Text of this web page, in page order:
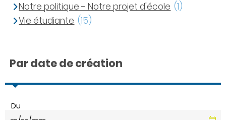
Notre politique - Notre projet d'école (1)
Vie étudiante (15)
Par date de création
Du